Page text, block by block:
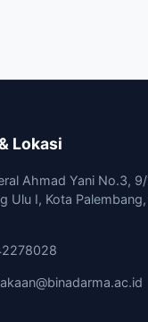
Lokasi
Ahmad Yani No.3,
Ulu I, Kota